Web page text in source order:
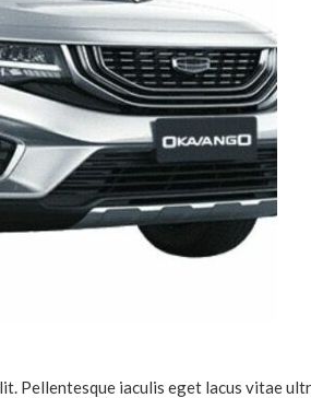
Pellentesque iaculis eget lacus vitae